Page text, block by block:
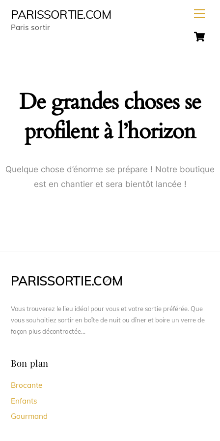
PARISSORTIE.COM
Paris sortir
De grandes choses se
profilent à l’horizon
Quelque chose d’énorme se prépare ! Notre boutique
est en chantier et sera bientôt lancée !
Back
Top
PARISSORTIE.COM
Vous trouverez le lieu idéal pour vous et votre sortie préférée. Que
vous souhaitiez sortir en boîte de nuit ou dîner et boire un verre de
façon plus décontractée...
Bon plan
Brocante
Enfants
Gourmand